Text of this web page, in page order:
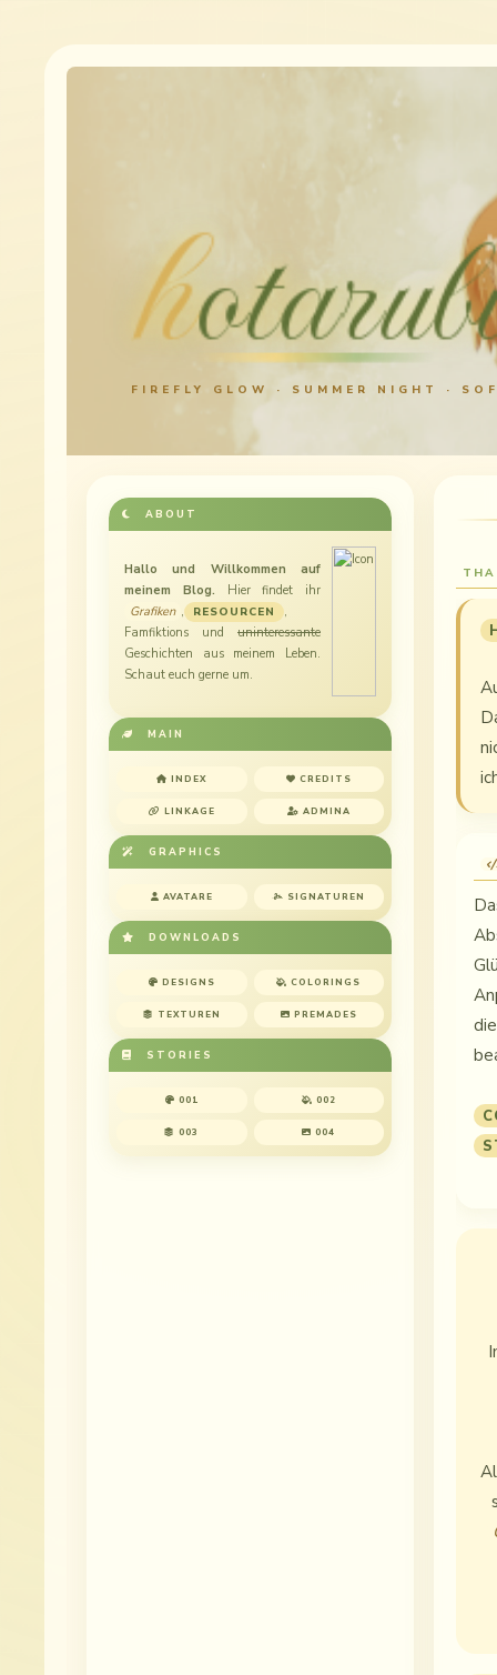
h
FIREFLY GLOW · SUMMER NIGHT ·
ABOUT
Hallo und Willkommen auf
meinem Blog. Hier findet ihr
Grafiken , RESOURCEN
,
Famfiktions und uninteressante
Geschichten aus meinem Leben.
Schaut euch gerne um.
MAIN
INDEX CREDITS
LINKAGE ADMINA
GRAPHICS
AVATARE SIGNATUREN
DOWNLOADS
DESIGNS COLORINGS
TEXTUREN PREMADES
STORIES
001 002
003 004